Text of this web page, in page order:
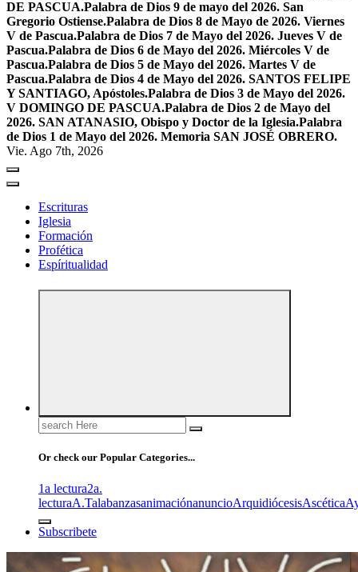
DE PASCUA.Palabra de Dios 9 de mayo del 2026. San
Gregorio Ostiense.Palabra de Dios 8 de Mayo de 2026. Viernes
V de Pascua.Palabra de Dios 7 de Mayo del 2026. Jueves V de
Pascua.Palabra de Dios 6 de Mayo del 2026. Miércoles V de
Pascua.Palabra de Dios 5 de Mayo del 2026. Martes V de
Pascua.Palabra de Dios 4 de Mayo del 2026. SANTOS FELIPE
Y SANTIAGO, Apóstoles.Palabra de Dios 3 de Mayo del 2026.
V DOMINGO DE PASCUA.Palabra de Dios 2 de Mayo del
2026. SAN ATANASIO, Obispo y Doctor de la Iglesia.Palabra
de Dios 1 de Mayo del 2026. Memoria SAN JOSÉ OBRERO.
Vie. Ago 7th, 2026
Escrituras
Iglesia
Formación
Profética
Espíritualidad
Search
for:
Or check our Popular Categories...
1a lectura2a.
lecturaA.TalabanzasanimaciónanuncioArquidiócesisAscética
Subscribete